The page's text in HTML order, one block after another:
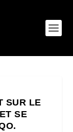
SUR LE
SE